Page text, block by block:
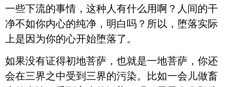
一些下流的事情，这种人有什么用啊？人间的干
净不如你内心的纯净，明白吗？所以，堕落实际
上是因为你的心开始堕落了。
如果没有证得初地菩萨，也就是一地菩萨，你还
会在三界之中受到三界的污染。比如一会儿做畜